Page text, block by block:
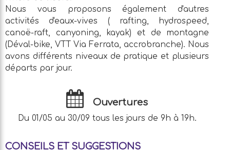
Nous vous proposons également d'autres
activités d'eaux-vives ( rafting, hydrospeed,
canoë-raft, canyoning, kayak) et de montagne
(Déval-bike, VTT Via Ferrata, accrobranche). Nous
avons différents niveaux de pratique et plusieurs
départs par jour.
Ouvertures
Du 01/05 au 30/09 tous les jours de 9h à 19h.
CONSEILS ET SUGGESTIONS